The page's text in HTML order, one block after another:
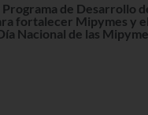
de Desarrollo
fortalecer Mipymes y
Nacional de las